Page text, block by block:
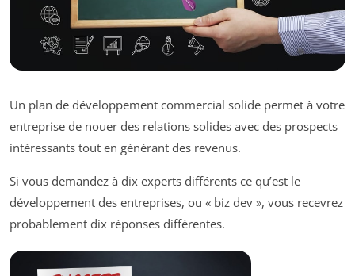
Un plan de développement commercial solide permet à votre
entreprise de nouer des relations solides avec des prospects
intéressants tout en générant des revenus.
Si vous demandez à dix experts différents ce qu’est le
développement des entreprises, ou « biz dev », vous recevrez
probablement dix réponses différentes.